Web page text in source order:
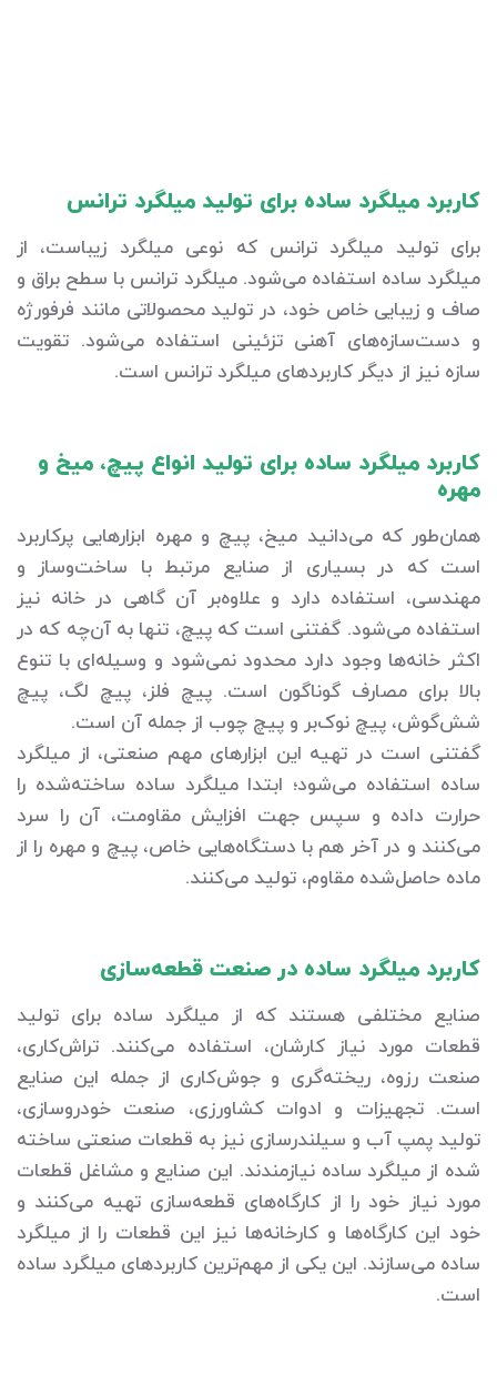
کاربرد میلگرد ساده برای تولید میلگرد ترانس
برای تولید میلگرد ترانس که نوعی میلگرد زیباست، از
میلگرد ساده استفاده می‌شود. میلگرد ترانس با سطح براق و
صاف و زیبایی خاص خود، در تولید محصولاتی مانند فرفورژه
و دست‌سازه‌های آهنی تزئینی استفاده می‌شود. تقویت
سازه نیز از دیگر کاربردهای میلگرد ترانس است.
کاربرد میلگرد ساده برای تولید انواع پیچ، میخ و
مهره
همان‌طور که می‌دانید میخ، پیچ و مهره ابزارهایی پرکاربرد
است که در بسیاری از صنایع مرتبط با ساخت‌وساز و
مهندسی، استفاده دارد و علاوه‌بر آن گاهی در خانه نیز
استفاده می‌شود. گفتنی است که پیچ، تنها به آن‌چه که در
اکثر خانه‌ها وجود دارد محدود نمی‌شود و وسیله‌ای با تنوع
بالا برای مصارف گوناگون است. پیچ فلز، پیچ لگ، پیچ
شش‌گوش، پیچ نوک‌بر و پیچ چوب از جمله آن است.
گفتنی است در تهیه این ابزارهای مهم صنعتی، از میلگرد
ساده استفاده می‌شود؛ ابتدا میلگرد ساده ساخته‌شده را
حرارت داده و سپس جهت افزایش مقاومت، آن را سرد
می‌کنند و در آخر هم با دستگاه‌هایی خاص، پیچ و مهره را از
ماده حاصل‌شده مقاوم، تولید می‌کنند.
کاربرد میلگرد ساده در صنعت قطعه‌سازی
صنایع مختلفی هستند که از میلگرد ساده برای تولید
قطعات مورد نیاز کارشان، استفاده می‌کنند. تراش‌کاری،
صنعت رزوه، ریخته‌گری و جوش‌کاری از جمله این صنایع
است. تجهیزات و ادوات کشاورزی، صنعت خودروسازی،
تولید پمپ آب و سیلندرسازی نیز به قطعات صنعتی ساخته
شده از میلگرد ساده نیازمندند. این صنایع و مشاغل قطعات
مورد نیاز خود را از کارگاه‌های قطعه‌سازی تهیه می‌کنند و
خود این کارگاه‌ها و کارخانه‌ها نیز این قطعات را از میلگرد
ساده می‌سازند. این یکی از مهم‌ترین کاربردهای میلگرد ساده
است.